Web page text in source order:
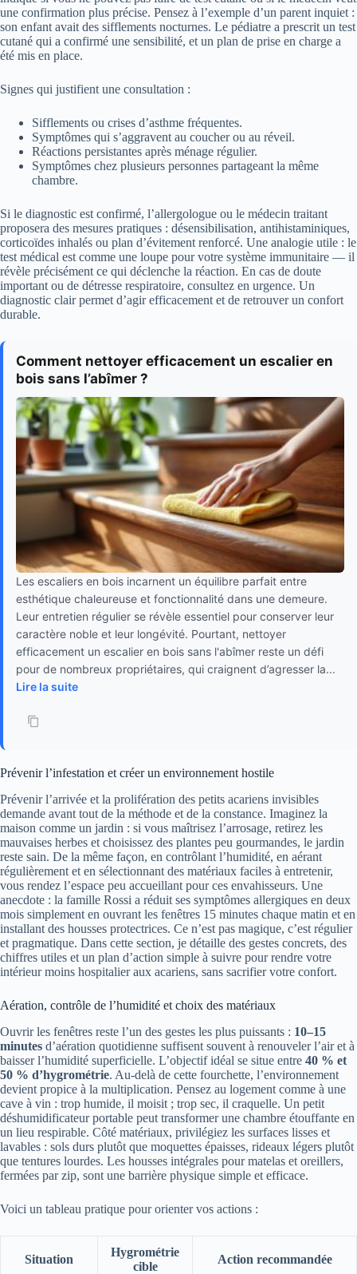
une confirmation plus précise. Pensez à l’exemple d’un parent inquiet :
son enfant avait des sifflements nocturnes. Le pédiatre a prescrit un test
cutané qui a confirmé une sensibilité, et un plan de prise en charge a
été mis en place.
Signes qui justifient une consultation :
Sifflements ou crises d’asthme fréquentes.
Symptômes qui s’aggravent au coucher ou au réveil.
Réactions persistantes après ménage régulier.
Symptômes chez plusieurs personnes partageant la même
chambre.
Si le diagnostic est confirmé, l’allergologue ou le médecin traitant
proposera des mesures pratiques : désensibilisation, antihistaminiques,
corticoïdes inhalés ou plan d’évitement renforcé. Une analogie utile : le
test médical est comme une loupe pour votre système immunitaire — il
révèle précisément ce qui déclenche la réaction. En cas de doute
important ou de détresse respiratoire, consultez en urgence. Un
diagnostic clair permet d’agir efficacement et de retrouver un confort
durable.
Comment nettoyer efficacement un escalier en
bois sans l’abîmer ?
Les escaliers en bois incarnent un équilibre parfait entre
esthétique chaleureuse et fonctionnalité dans une demeure.
Leur entretien régulier se révèle essentiel pour conserver leur
caractère noble et leur longévité. Pourtant, nettoyer
efficacement un escalier en bois sans l'abîmer reste un défi
pour de nombreux propriétaires, qui craignent d’agresser la...
Lire la suite
Prévenir l’infestation et créer un environnement hostile
Prévenir l’arrivée et la prolifération des petits acariens invisibles
demande avant tout de la méthode et de la constance. Imaginez la
maison comme un jardin : si vous maîtrisez l’arrosage, retirez les
mauvaises herbes et choisissez des plantes peu gourmandes, le jardin
reste sain. De la même façon, en contrôlant l’humidité, en aérant
régulièrement et en sélectionnant des matériaux faciles à entretenir,
vous rendez l’espace peu accueillant pour ces envahisseurs. Une
anecdote : la famille Rossi a réduit ses symptômes allergiques en deux
mois simplement en ouvrant les fenêtres 15 minutes chaque matin et en
installant des housses protectrices. Ce n’est pas magique, c’est régulier
et pragmatique. Dans cette section, je détaille des gestes concrets, des
chiffres utiles et un plan d’action simple à suivre pour rendre votre
intérieur moins hospitalier aux acariens, sans sacrifier votre confort.
Aération, contrôle de l’humidité et choix des matériaux
Ouvrir les fenêtres reste l’un des gestes les plus puissants : 10–15
minutes d’aération quotidienne suffisent souvent à renouveler l’air et à
baisser l’humidité superficielle. L’objectif idéal se situe entre 40 % et
50 % d’hygrométrie. Au-delà de cette fourchette, l’environnement
devient propice à la multiplication. Pensez au logement comme à une
cave à vin : trop humide, il moisit ; trop sec, il craquelle. Un petit
déshumidificateur portable peut transformer une chambre étouffante en
un lieu respirable. Côté matériaux, privilégiez les surfaces lisses et
lavables : sols durs plutôt que moquettes épaisses, rideaux légers plutôt
que tentures lourdes. Les housses intégrales pour matelas et oreillers,
fermées par zip, sont une barrière physique simple et efficace.
Voici un tableau pratique pour orienter vos actions :
Situation
Hygrométrie
cible
Action recommandée